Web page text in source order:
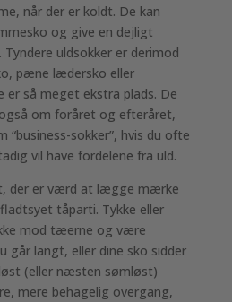
når der er koldt. De kan
og give en dejligt
uldsokker er derimod
pæne lædersko eller
er så meget ekstra plads. De
om foråret og efteråret,
sokker”, hvis du ofte
vil have fordelene fra uld.
der er værd at lægge mærke
tåparti. Tykke eller
mod tæerne og være
går langt, eller dine sko sidder
(eller næsten sømløst)
mere behagelig overgang,